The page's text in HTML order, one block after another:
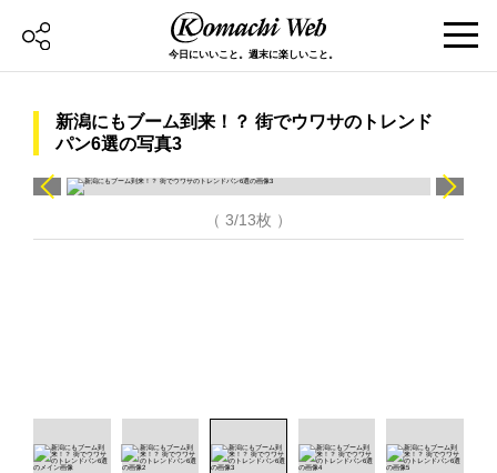
今日にいいこと。週末に楽しいこと。
新潟にもブーム到来！？ 街でウワサのトレンド
パン6選の写真3
（ 3/13枚 ）